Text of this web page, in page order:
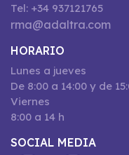
Tel: +34 937121765
rma@adaltra.com
HORARIO
Lunes a jueves
De 8:00 a 14:00 y de
Viernes
8:00 a 14 h
SOCIAL MEDIA